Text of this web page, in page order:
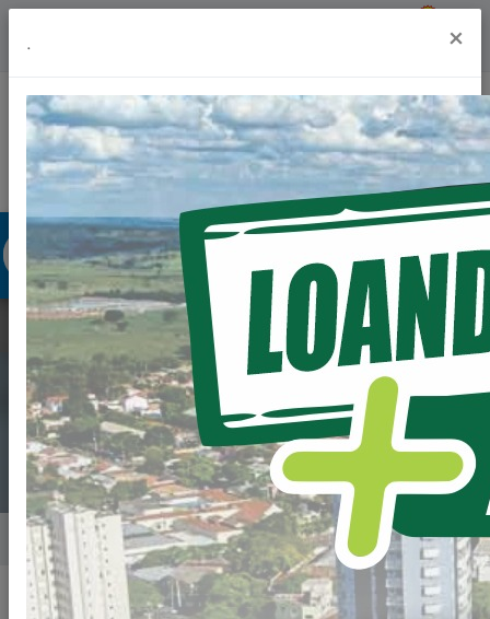
XIV CONFERÊNCIA
MUNICIPAL DE SAÚDE
Home Notícias
. ×